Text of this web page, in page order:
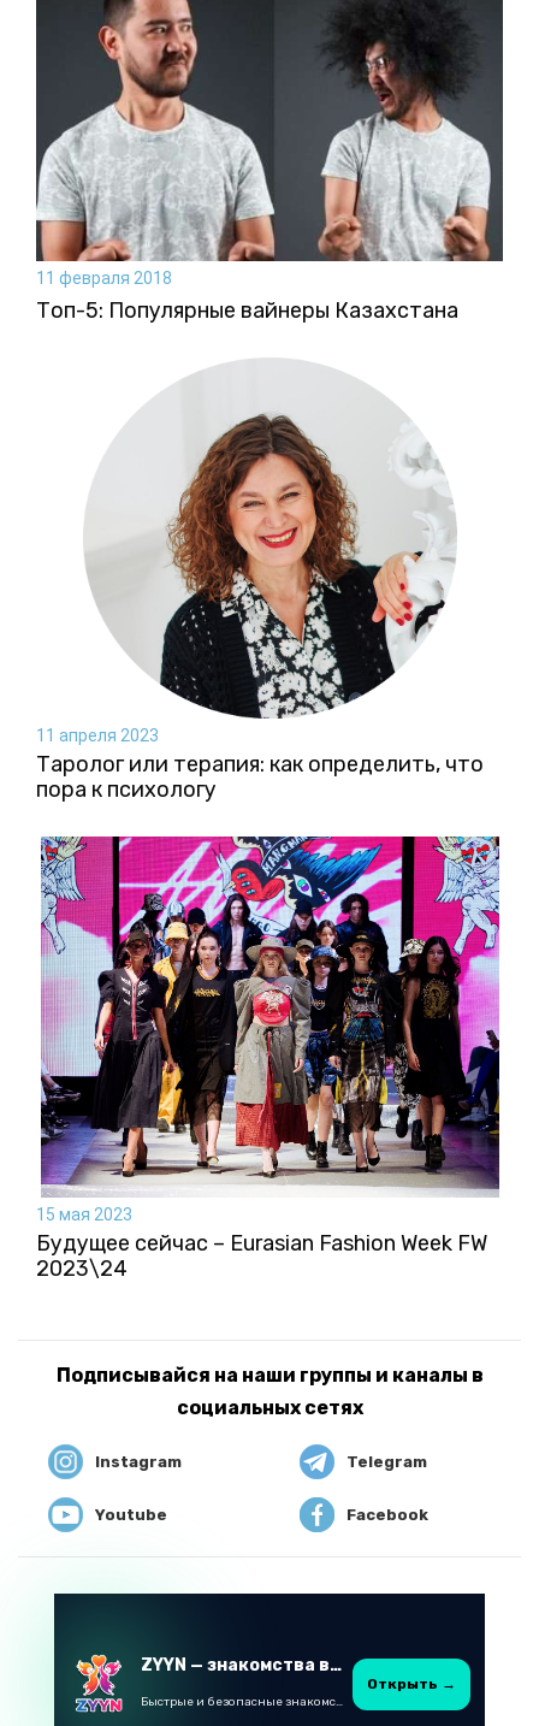
11 февраля 2018
Топ-5: Популярные вайнеры Казахстана
11 апреля 2023
Таролог или терапия: как определить, что
пора к психологу
15 мая 2023
Будущее сейчас – Eurasian Fashion Week FW
2023\24
Подписывайся на наши группы и каналы в
социальных сетях
Instagram Telegram
Youtube Facebook
ZYYN — знакомства в Казахстане
Быстрые и безопасные знакомства в Telegram
Открыть →